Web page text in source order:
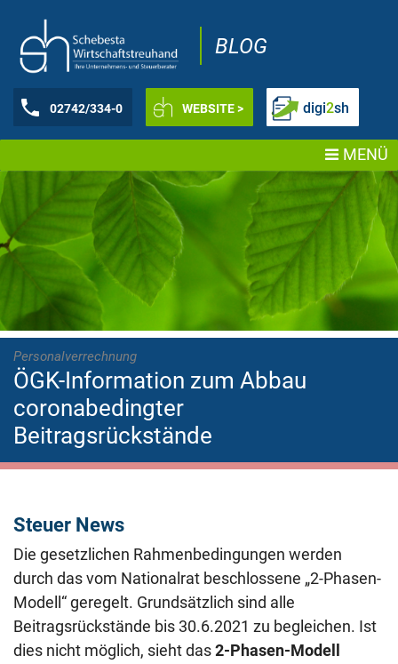
BLOG
02742/334-0 WEBSITE > digi2sh
MENÜ
Personalverrechnung
ÖGK-Information zum Abbau
coronabedingter
Beitragsrückstände
Steuer News
Die gesetzlichen Rahmenbedingungen werden
durch das vom Nationalrat beschlossene „2-Phasen-
Modell“ geregelt. Grundsätzlich sind alle
Beitragsrückstände bis 30.6.2021 zu begleichen. Ist
dies nicht möglich, sieht das2-Phasen-Modell